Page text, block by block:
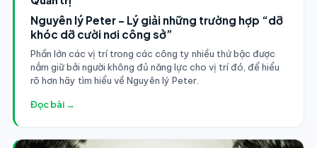
Nguyên lý Peter - Lý giải những trường hợp “dỡ
khóc dỡ cười nơi công sở”
Phần lớn các vị trí trong các công ty nhiều thứ bậc được
nắm giữ bởi người không đủ năng lực cho vị trí đó, để hiểu
rõ hơn hãy tìm hiểu về Nguyên lý Peter.
Đọc bài →